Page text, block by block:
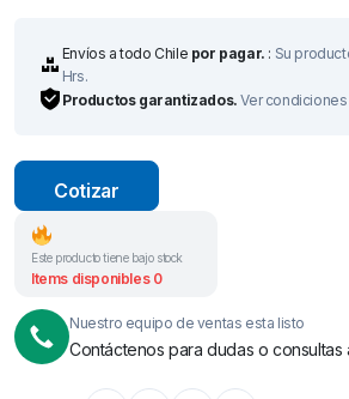
Envíos a todo Chile por pagar. : Su
Hrs.
Productos garantizados. Ver
Cotizar
Este producto tiene bajo stock
Items disponibles 0
Nuestro equipo de ventas esta listo
Contáctenos para dudas o consultas